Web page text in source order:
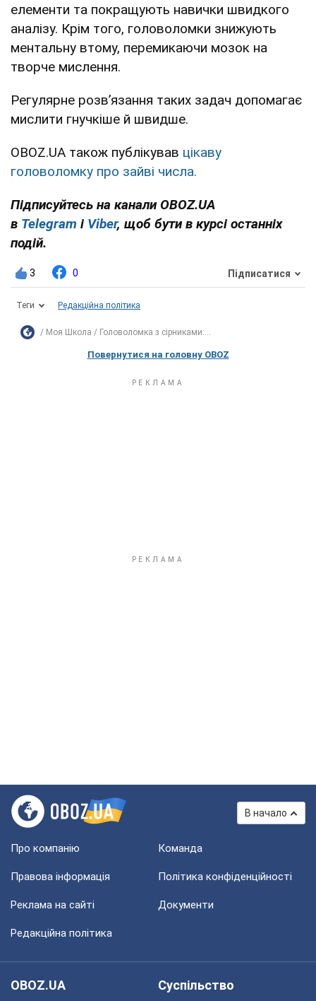
елементи та покращують навички швидкого
аналізу. Крім того, головоломки знижують
ментальну втому, перемикаючи мозок на
творче мислення.
Регулярне розв’язання таких задач допомагає
мислити гнучкіше й швидше.
OBOZ.UA також публікував цікаву
головоломку про зайві числа.
Підписуйтесь на канали OBOZ.UA
в Telegram і Viber, щоб бути в курсі останніх
подій.
3 0 Підписатися
Теги Редакційна політика
Моя Школа Головоломка з сірниками:...
Повернутися на головну OBOZ
В начало
Про компанію Команда
Правова інформація Політика конфіденційності
Реклама на сайті Документи
Редакційна політика
OBOZ.UA
Суспільство